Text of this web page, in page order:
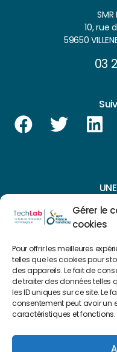
Gérer le
cookies
Pour offrir les meilleures
telles que les cookies pour
des appareils. Le fait de
de traiter des données
les ID uniques sur ce site. Le
consentement peut avoir un
caractéristiques et fonctions.
10, rue
59650
03
Copyright 2022